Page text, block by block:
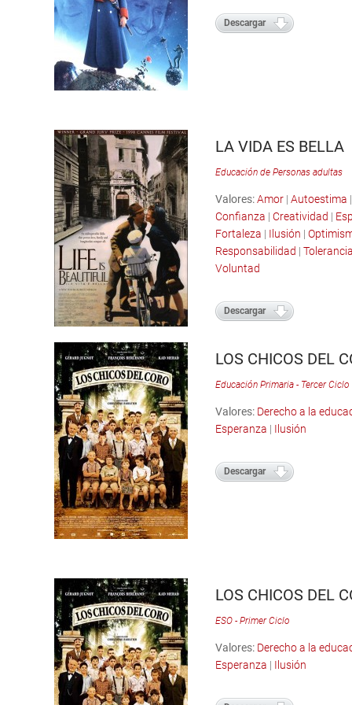
Descargar
LA VIDA ES BELLA
Educación de Personas adultas
Valores:Amor| Autoestima |
Confianza | Creatividad |
Fortaleza | Ilusión |
Responsabilidad | Tolerancia
Voluntad
Descargar
LOS CHICOS DEL
Educación Primaria - Tercer Ciclo
Valores: Derecho a la
Esperanza | Ilusión
Descargar
LOS CHICOS DEL
ESO - Primer Ciclo
Valores: Derecho a la
Esperanza | Ilusión